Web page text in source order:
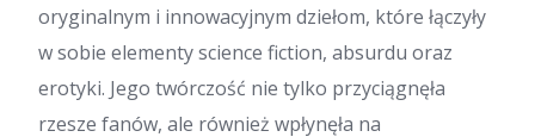
oryginalnym i innowacyjnym dziełom, które łączyły
w sobie elementy science fiction, absurdu oraz
erotyki. Jego twórczość nie tylko przyciągnęła
rzesze fanów, ale również wpłynęła na